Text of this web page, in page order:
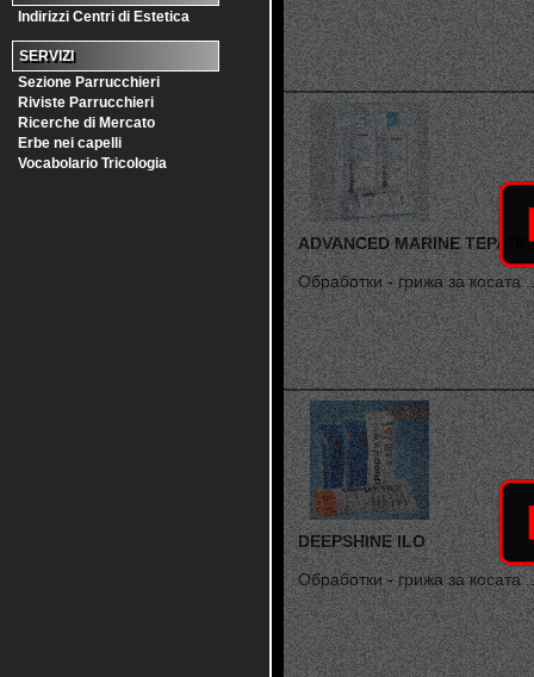
Indirizzi Centri di Estetica
SERVIZI
Sezione Parrucchieri
Riviste Parrucchieri
Ricerche di Mercato
Erbe nei capelli
Vocabolario Tricologia
ADVANCED MARINE
Обработки - грижа за косата
DEEPSHINE ILO
Обработки - грижа за косата